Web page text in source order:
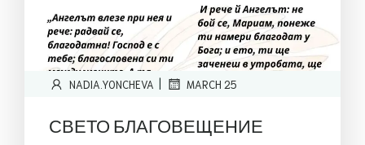
NADIA.YONCHEVA | MARCH 25
СВЕТО БЛАГОВЕЩЕНИЕ